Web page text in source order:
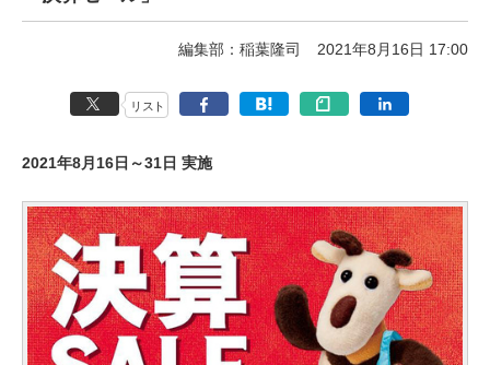
編集部：稲葉隆司 2021年8月16日 17:00
リスト
2021年8月16日～31日 実施